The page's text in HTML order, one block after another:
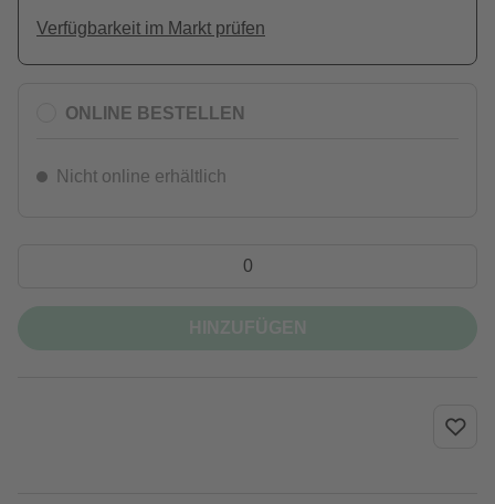
Verfügbarkeit im Markt prüfen
ONLINE BESTELLEN
Nicht online erhältlich